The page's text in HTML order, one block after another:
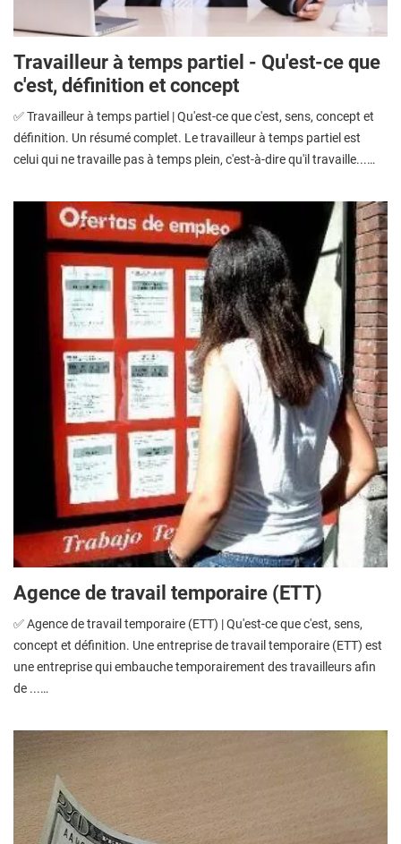
Travailleur à temps partiel - Qu'est-ce que
c'est, définition et concept
✅ Travailleur à temps partiel | Qu'est-ce que c'est, sens, concept et
définition. Un résumé complet. Le travailleur à temps partiel est
celui qui ne travaille pas à temps plein, c'est-à-dire qu'il travaille...…
Agence de travail temporaire (ETT)
✅ Agence de travail temporaire (ETT) | Qu'est-ce que c'est, sens,
concept et définition. Une entreprise de travail temporaire (ETT) est
une entreprise qui embauche temporairement des travailleurs afin
de ...…